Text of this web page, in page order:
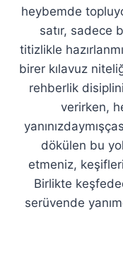
heybemde
satır, sadece
titizlikle
birer kılavuz
rehberlik
verirken,
dökülen bu
etmeniz,
Birlikte
serüvende